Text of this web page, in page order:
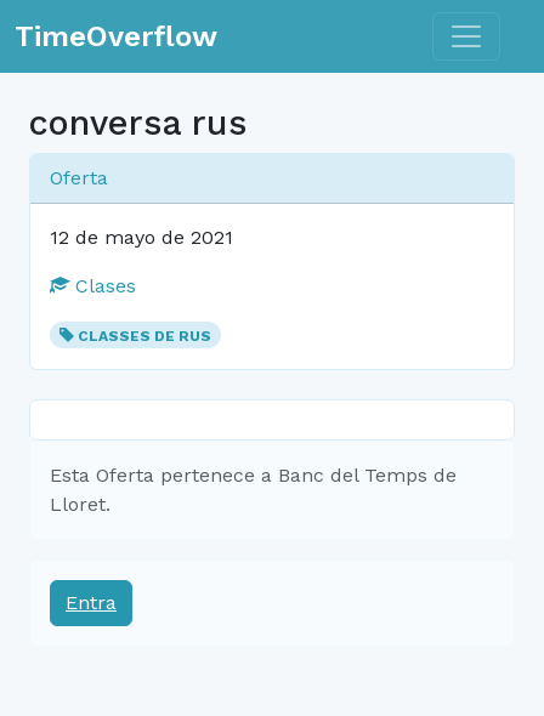
TimeOverflow Toggle
conversa rus
Oferta
12 de mayo de 2021
Clases
CLASSES DE RUS
Esta Oferta pertenece a Banc del Temps de
Lloret.
Entra